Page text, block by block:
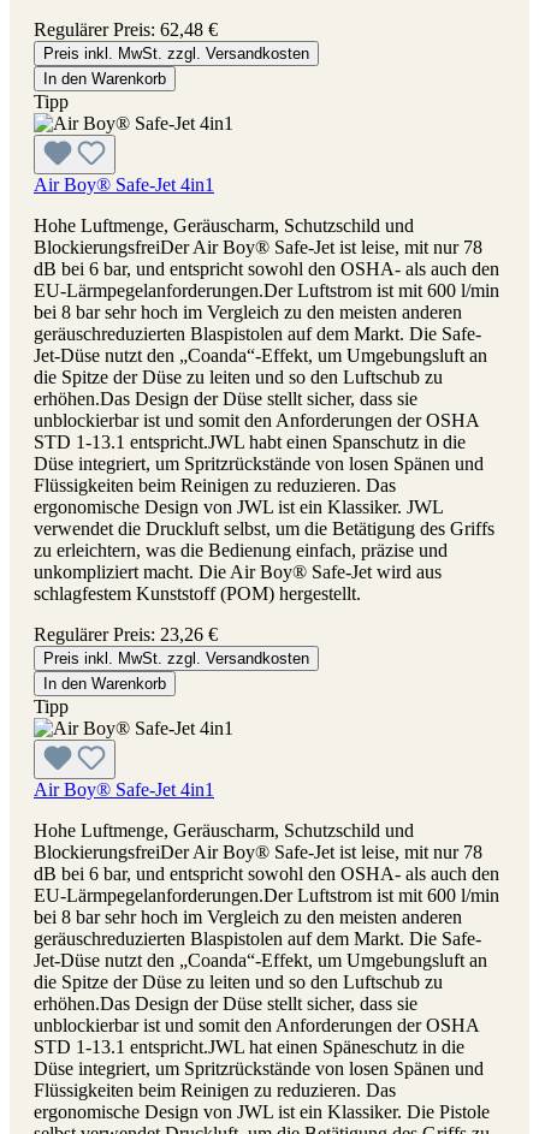
Regulärer Preis: 62,48 €
Preis inkl. MwSt. zzgl. Versandkosten
In den Warenkorb
Tipp
Air Boy® Safe-Jet 4in1
Hohe Luftmenge, Geräuscharm, Schutzschild und
BlockierungsfreiDer Air Boy® Safe-Jet ist leise, mit nur 78
dB bei 6 bar, und entspricht sowohl den OSHA- als auch den
EU-Lärmpegelanforderungen.Der Luftstrom ist mit 600 l/min
bei 8 bar sehr hoch im Vergleich zu den meisten anderen
geräuschreduzierten Blaspistolen auf dem Markt. Die Safe-
Jet-Düse nutzt den „Coanda“-Effekt, um Umgebungsluft an
die Spitze der Düse zu leiten und so den Luftschub zu
erhöhen.Das Design der Düse stellt sicher, dass sie
unblockierbar ist und somit den Anforderungen der OSHA
STD 1-13.1 entspricht.JWL habt einen Spanschutz in die
Düse integriert, um Spritzrückstände von losen Spänen und
Flüssigkeiten beim Reinigen zu reduzieren. Das
ergonomische Design von JWL ist ein Klassiker. JWL
verwendet die Druckluft selbst, um die Betätigung des Griffs
zu erleichtern, was die Bedienung einfach, präzise und
unkompliziert macht. Die Air Boy® Safe-Jet wird aus
schlagfestem Kunststoff (POM) hergestellt.
Regulärer Preis: 23,26 €
Preis inkl. MwSt. zzgl. Versandkosten
In den Warenkorb
Tipp
Air Boy® Safe-Jet 4in1
Hohe Luftmenge, Geräuscharm, Schutzschild und
BlockierungsfreiDer Air Boy® Safe-Jet ist leise, mit nur 78
dB bei 6 bar, und entspricht sowohl den OSHA- als auch den
EU-Lärmpegelanforderungen.Der Luftstrom ist mit 600 l/min
bei 8 bar sehr hoch im Vergleich zu den meisten anderen
geräuschreduzierten Blaspistolen auf dem Markt. Die Safe-
Jet-Düse nutzt den „Coanda“-Effekt, um Umgebungsluft an
die Spitze der Düse zu leiten und so den Luftschub zu
erhöhen.Das Design der Düse stellt sicher, dass sie
unblockierbar ist und somit den Anforderungen der OSHA
STD 1-13.1 entspricht.JWL hat einen Späneschutz in die
Düse integriert, um Spritzrückstände von losen Spänen und
Flüssigkeiten beim Reinigen zu reduzieren. Das
ergonomische Design von JWL ist ein Klassiker. Die Pistole